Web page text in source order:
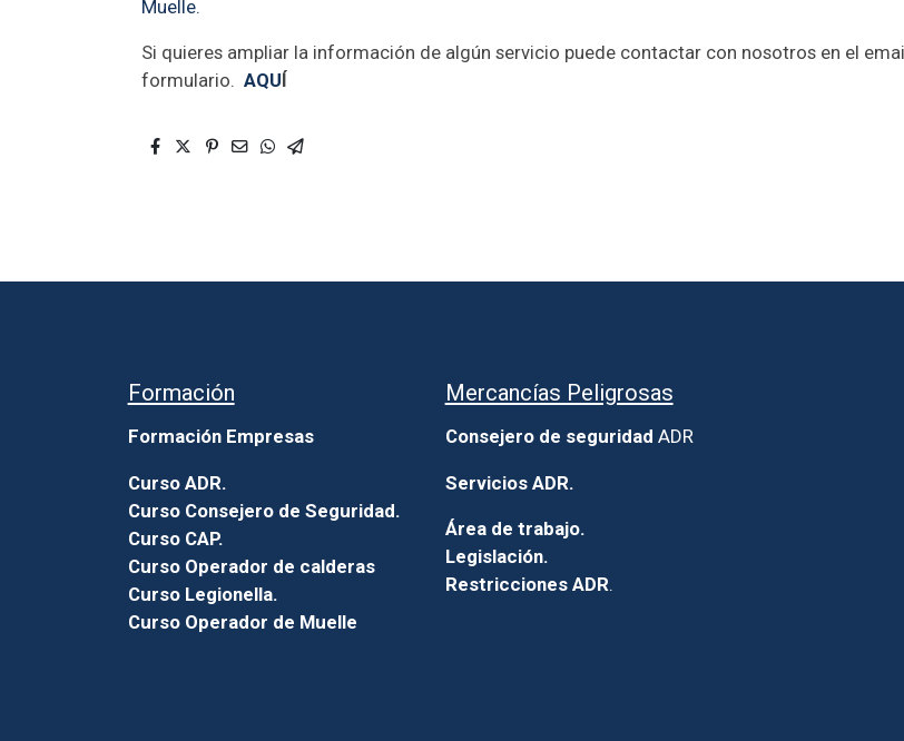
Muelle.
Si quieres ampliar la información de algún servicio puede contactar con nosotros en el
formulario.AQUÍ
Formación
Formación Empresas
Curso ADR.
Curso Consejero de Seguridad.
Curso CAP.
Curso Operador de calderas
Curso Legionella.
Curso Operador de Muelle
Mercancías Peligrosas
Consejero de seguridad ADR
Servicios ADR.
Área de trabajo.
Legislación.
Restricciones ADR.